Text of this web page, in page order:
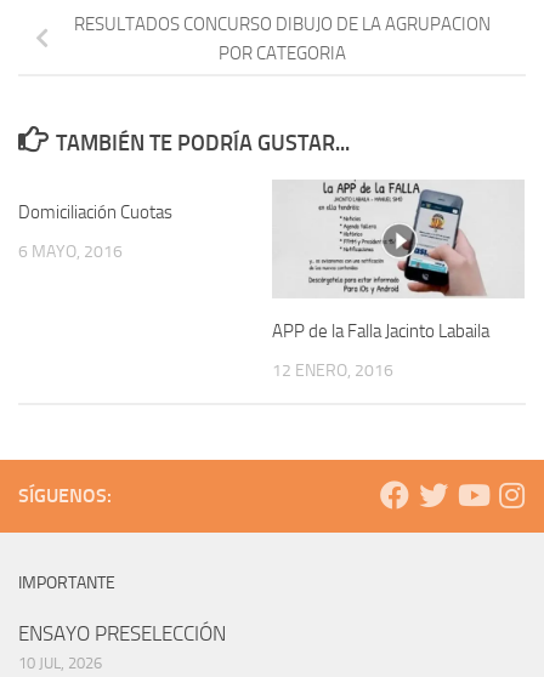
RESULTADOS CONCURSO DIBUJO DE LA AGRUPACION
POR CATEGORIA
TAMBIÉN TE PODRÍA GUSTAR...
Domiciliación Cuotas
6 MAYO, 2016
APP de la Falla Jacinto Labaila
12 ENERO, 2016
SÍGUENOS:
IMPORTANTE
ENSAYO PRESELECCIÓN
10 JUL, 2026